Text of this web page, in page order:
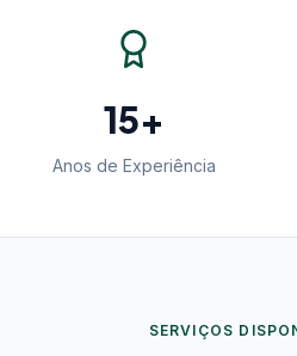
15+
Anos de Experiência
SERVIÇOS